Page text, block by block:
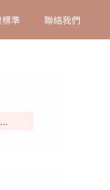
準 聯絡我們